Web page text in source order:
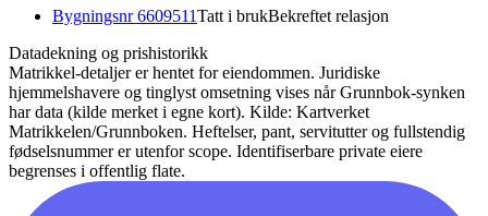
Bygningsnr6609511Tatt i brukBekreftet relasjon
Datadekning og prishistorikk
Matrikkel-detaljer er hentet for eiendommen. Juridiske
hjemmelshavere og tinglyst omsetning vises når Grunnbok-synken
har data (kilde merket i egne kort). Kilde: Kartverket
Matrikkelen/Grunnboken. Heftelser, pant, servitutter og fullstendig
fødselsnummer er utenfor scope. Identifiserbare private eiere
begrenses i offentlig flate.